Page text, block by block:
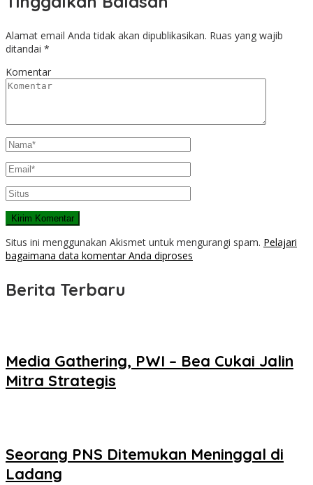
Alamat email Anda tidak akan dipublikasikan. Ruas yang wajib
ditandai *
Komentar
Situs ini menggunakan Akismet untuk mengurangi spam. Pelajari
bagaimana data komentar Anda diproses
Berita Terbaru
Media Gathering, PWI – Bea Cukai Jalin
Mitra Strategis
Seorang PNS Ditemukan Meninggal di
Ladang